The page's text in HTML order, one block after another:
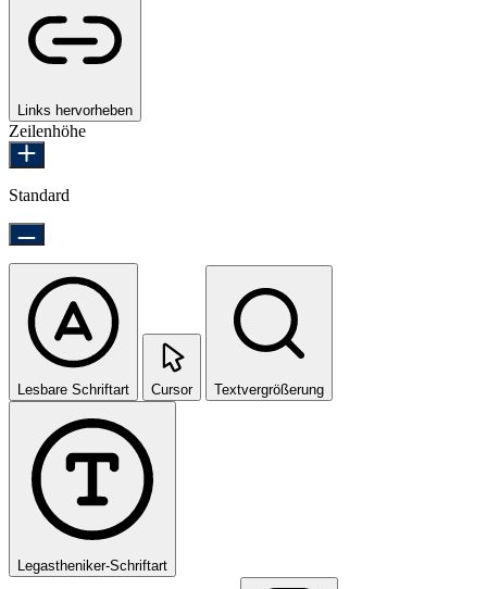
Links hervorheben
Zeilenhöhe
Standard
Lesbare Schriftart Cursor Textvergrößerung
Legastheniker-Schriftart